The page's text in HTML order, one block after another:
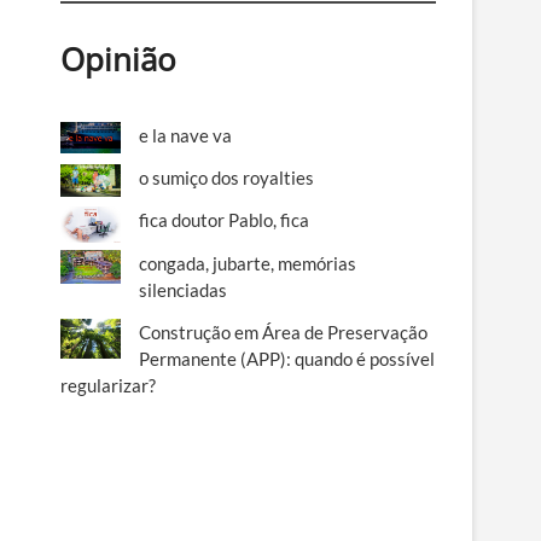
Opinião
e la nave va
o sumiço dos royalties
fica doutor Pablo, fica
congada, jubarte, memórias
silenciadas
Construção em Área de Preservação
Permanente (APP): quando é possível
regularizar?